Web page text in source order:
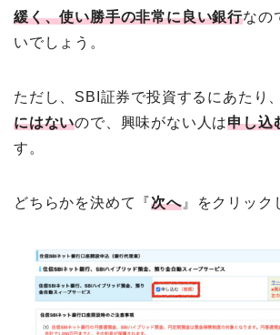
緩く、使い勝手の非常に良い銀行なの
いでしょう。
ただし、SBI証券で投資するにあたり
にはないので、興味がない人は申し込
す。
どちらかを決めて『次へ』をクリック